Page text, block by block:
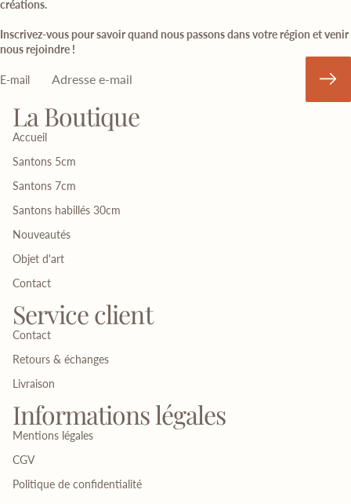
créations.
Inscrivez-vous pour savoir quand nous passons dans votre région et venir
nous rejoindre !
E-mail
La Boutique
Accueil
Santons 5cm
Santons 7cm
Santons habillés 30cm
Nouveautés
Objet d'art
Contact
Service client
Contact
Retours & échanges
Livraison
Informations légales
Mentions légales
CGV
Politique de confidentialité